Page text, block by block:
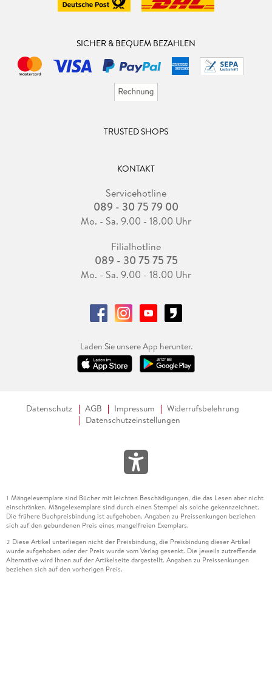
SICHER & BEQUEM BEZAHLEN
TRUSTED SHOPS
KONTAKT
Servicehotline
089 - 30 75 79 00
Mo. - Sa. 9.00 - 18.00 Uhr
Filialhotline
089 - 30 75 75 75
Mo. - Sa. 9.00 - 18.00 Uhr
Laden Sie unsere App herunter.
Datenschutz AGB Impressum
Widerrufsbelehrung
Datenschutzeinstellungen
1 Mängelexemplare sind Bücher mit leichten Beschädigungen, die das Lesen aber nicht
einschränken. Mängelexemplare sind durch einen Stempel als solche gekennzeichnet.
Die frühere Buchpreisbindung ist aufgehoben. Angaben zu Preissenkungen beziehen
sich auf den gebundenen Preis eines mangelfreien Exemplars.
2 Diese Artikel unterliegen nicht der Preisbindung, die Preisbindung dieser Artikel
wurde aufgehoben oder der Preis wurde vom Verlag gesenkt. Die jeweils zutreffende
Alternative wird Ihnen auf der Artikelseite dargestellt. Angaben zu Preissenkungen
beziehen sich auf den vorherigen Preis.